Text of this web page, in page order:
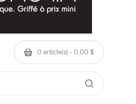
0 article(s) - 0,00 $